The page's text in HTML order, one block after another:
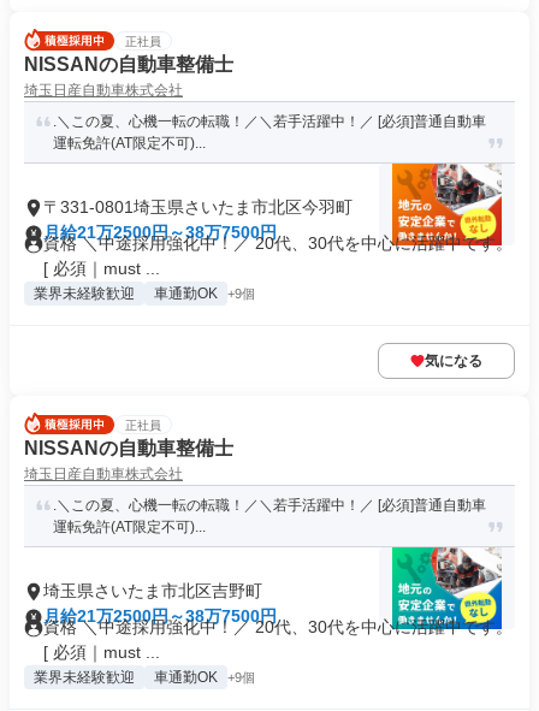
正社員
NISSANの自動車整備士
埼玉日産自動車株式会社
.＼この夏、心機一転の転職！／＼若手活躍中！／ [必須]普通自動車
運転免許(AT限定不可)...
〒331-0801埼玉県さいたま市北区今羽町
月給21万2500円～38万7500円
資格 ＼中途採用強化中！／ 20代、30代を中心に活躍中です。
[ 必須｜must ...
業界未経験歓迎 車通勤OK +9個
気になる
正社員
NISSANの自動車整備士
埼玉日産自動車株式会社
.＼この夏、心機一転の転職！／＼若手活躍中！／ [必須]普通自動車
運転免許(AT限定不可)...
埼玉県さいたま市北区吉野町
月給21万2500円～38万7500円
資格 ＼中途採用強化中！／ 20代、30代を中心に活躍中です。
[ 必須｜must ...
業界未経験歓迎 車通勤OK +9個